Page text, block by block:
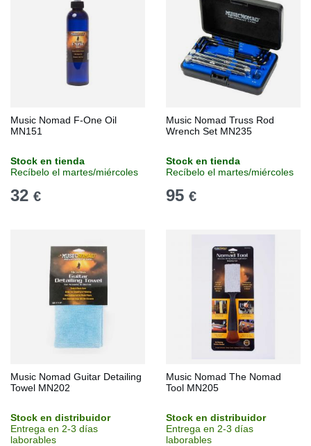
Music Nomad F-One Oil
MN151
Stock en tienda
Recíbelo el martes/miércoles
32 €
Music Nomad Truss Rod
Wrench Set MN235
Stock en tienda
Recíbelo el martes/miércoles
95 €
Music Nomad Guitar Detailing
Towel MN202
Stock en distribuidor
Entrega en 2-3 días
laborables
Music Nomad The Nomad
Tool MN205
Stock en distribuidor
Entrega en 2-3 días
laborables